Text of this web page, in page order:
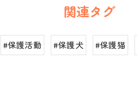
関連タグ
#保護活動 #保護犬 #保護猫